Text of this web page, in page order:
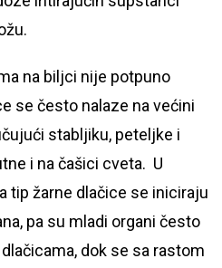
na biljci nije potpuno
se često nalaze na većini
stabljiku, peteljke i
i na čašici cveta. U
tip žarne dlačice se iniciraju
pa su mladi organi često
dok se sa rastom